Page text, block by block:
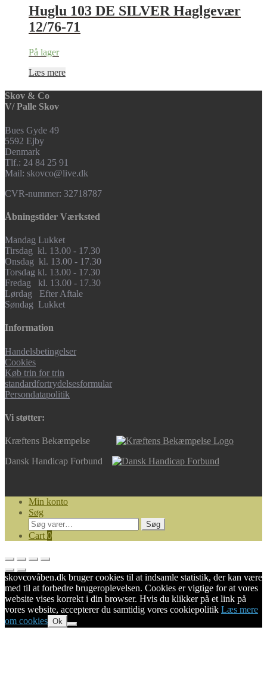
Huglu 103 DE SILVER Haglgevær
12/76-71
På lager
Læs mere
Skov & Co
V/ Palle Skov
Bues Gyde 49
5592 Ejby
Denmark
Tlf.: 24 84 25 91
Mail: skovco@live.dk
CVR-nummer: 32718787
Åbningstider Værksted
Mandag Lukket
Tirsdag kl. 13.00 - 17.30
Onsdag kl. 13.00 - 17.30
Torsdag kl. 13.00 - 17.30
Fredag kl. 13.00 - 17.30
Lørdag Efter Aftale
Søndag Lukket
Information
Handelsbetingelser
Cookies
Køb trin for trin
standardfortrydelsesformular
Persondatapolitik
Vi støtter:
Kræftens Bekæmpelse
Dansk Handicap Forbund
Min konto
Søg
Søg
efter:
Søg
Cart 0
skovcovåben.dk bruger cookies til at indsamle statistik, der kan være
med til at forbedre brugeroplevelsen. Cookies er vigtige for at vores
website vises korrekt i din browser. Hvis du klikker på et link på
vores website, accepterer du samtidig vores cookiepolitik Læs mere
om cookies Ok